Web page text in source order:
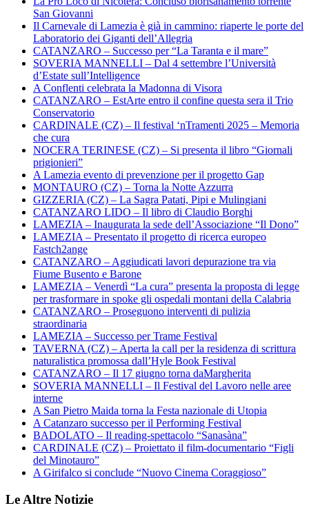
San Giovanni
Il Carnevale di Lamezia è già in cammino: riaperte le porte del
Laboratorio dei Giganti dell’Allegria
CATANZARO – Successo per “La Taranta e il mare”
SOVERIA MANNELLI – Dal 4 settembre l’Università
d’Estate sull’Intelligence
A Conflenti celebrata la Madonna di Visora
CATANZARO – EstArte entro il confine questa sera il Trio
Conservatorio
CARDINALE (CZ) – Il festival ‘nTramenti 2025 – Memoria
che cura
NOCERA TERINESE (CZ) – Si presenta il libro “Giornali
prigionieri”
A Lamezia evento di prevenzione per il progetto Gap
MONTAURO (CZ) – Torna la Notte Azzurra
GIZZERIA (CZ) – La Sagra Patati, Pipi e Mulingiani
CATANZARO LIDO – Il libro di Claudio Borghi
LAMEZIA – Inaugurata la sede dell’Associazione “Il Dono”
LAMEZIA – Presentato il progetto di ricerca europeo
Fastch2ange
CATANZARO – Aggiudicati lavori depurazione tra via
Fiume Busento e Barone
LAMEZIA – Venerdì “La cura” presenta la proposta di legge
per trasformare in spoke gli ospedali montani della Calabria
CATANZARO – Proseguono interventi di pulizia
straordinaria
LAMEZIA – Successo per Trame Festival
TAVERNA (CZ) – Aperta la call per la residenza di scrittura
naturalistica promossa dall’Hyle Book Festival
CATANZARO – Il 17 giugno torna daMargherita
SOVERIA MANNELLI – Il Festival del Lavoro nelle aree
interne
A San Pietro Maida torna la Festa nazionale di Utopia
A Catanzaro successo per il Performing Festival
BADOLATO – Il reading-spettacolo “Sanasàna”
CARDINALE (CZ) – Proiettato il film-documentario “Figli
del Minotauro”
A Girifalco si conclude “Nuovo Cinema Coraggioso”
Le Altre Notizie